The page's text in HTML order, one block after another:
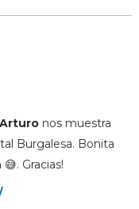
Arturo nos muestra
Burgalesa. Bonita
Gracias!